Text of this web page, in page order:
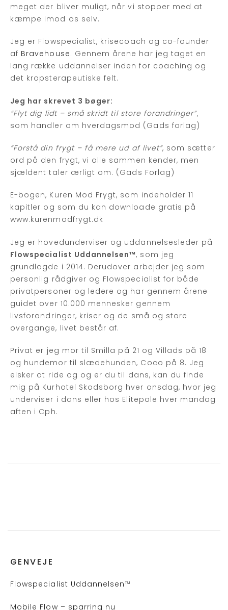
meget der bliver muligt, når vi stopper med at
kæmpe imod os selv.
Jeg er Flowspecialist, krisecoach og co-founder
af Bravehouse. Gennem årene har jeg taget en
lang række uddannelser inden for coaching og
det kropsterapeutiske felt.
Jeg har skrevet 3 bøger:
“Flyt dig lidt – små skridt til store forandringer”,
som handler om hverdagsmod (Gads forlag)
“Forstå din frygt – få mere ud af livet”, som sætter
ord på den frygt, vi alle sammen kender, men
sjældent taler ærligt om. (Gads Forlag)
E-bogen, Kuren Mod Frygt, som indeholder 11
kapitler og som du kan downloade gratis på
www.kurenmodfrygt.dk
Jeg er hovedunderviser og uddannelsesleder på
Flowspecialist Uddannelsen™, som jeg
grundlagde i 2014. Derudover arbejder jeg som
personlig rådgiver og Flowspecialist for både
privatpersoner og ledere og har gennem årene
guidet over 10.000 mennesker gennem
livsforandringer, kriser og de små og store
overgange, livet består af.
Privat er jeg mor til Smilla på 21 og Villads på 18
og hundemor til slædehunden, Coco på 8. Jeg
elsker at ride og og er du til dans, kan du finde
mig på Kurhotel Skodsborg hver onsdag, hvor jeg
underviser i dans eller hos Elitepole hver mandag
aften i Cph.
GENVEJE
Flowspecialist Uddannelsen™
Mobile Flow – sparring nu